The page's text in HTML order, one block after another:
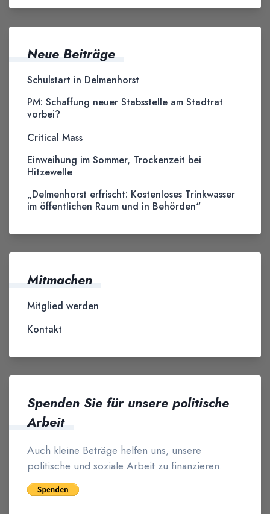
Neue Beiträge
Schulstart in Delmenhorst
PM: Schaffung neuer Stabsstelle am Stadtrat
vorbei?
Critical Mass
Einweihung im Sommer, Trockenzeit bei
Hitzewelle
„Delmenhorst erfrischt: Kostenloses Trinkwasser
im öffentlichen Raum und in Behörden“
Mitmachen
Mitglied werden
Kontakt
Spenden Sie für unsere politische
Arbeit
Auch kleine Beträge helfen uns, unsere
politische und soziale Arbeit zu finanzieren.